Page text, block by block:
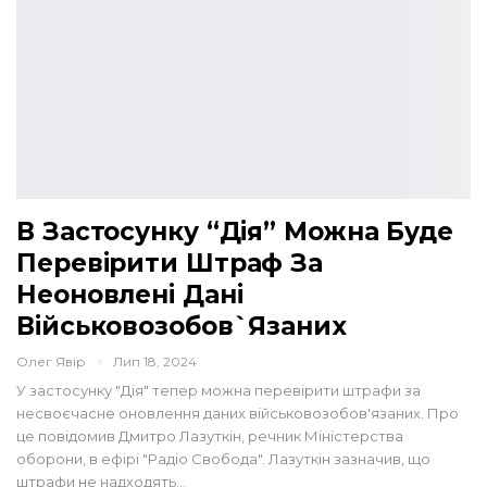
В Застосунку “Дія” Можна Буде
Перевірити Штраф За
Неоновлені Дані
Військовозобов`язаних
Олег Явір Лип 18, 2024
У застосунку "Дія" тепер можна перевірити штрафи за
несвоєчасне оновлення даних військовозобов'язаних. Про
це повідомив Дмитро Лазуткін, речник Міністерства
оборони, в ефірі "Радіо Свобода". Лазуткін зазначив, що
штрафи не надходять…